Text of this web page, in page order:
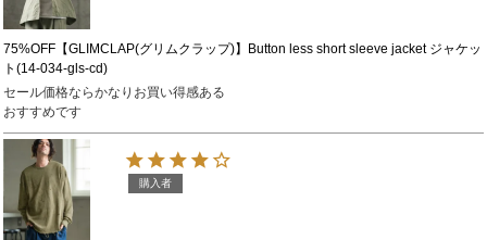
75%OFF【GLIMCLAP(グリムクラップ)】Button less short sleeve jacket ジャケッ
ト(14-034-gls-cd)
セール価格ならかなりお買い得感ある
おすすめです
購入者